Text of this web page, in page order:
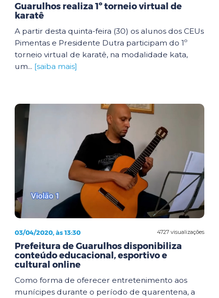
Guarulhos realiza 1º torneio virtual de
karatê
A partir desta quinta-feira (30) os alunos dos CEUs
Pimentas e Presidente Dutra participam do 1º
torneio virtual de karatê, na modalidade kata,
um... [saiba mais]
4727 visualizações
03/04/2020, às 13:30
Prefeitura de Guarulhos disponibiliza
conteúdo educacional, esportivo e
cultural online
Como forma de oferecer entretenimento aos
munícipes durante o período de quarentena, a